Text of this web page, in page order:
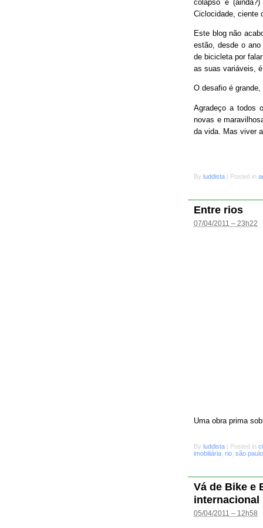
colapso e
Ciclocidade, ciente
Este blog não
estão, desde o ano
de bicicleta por
as suas variáveis,
O desafio é
Agradeço a todos
novas e
da vida. Mas viver
By luddista | Posted in
Entre rios
07/04/2011 – 23h22
Uma obra prima
By luddista | Posted in
imobiliária rio são paulo
Vá de Bike e
internacional
05/04/2011 – 12h58